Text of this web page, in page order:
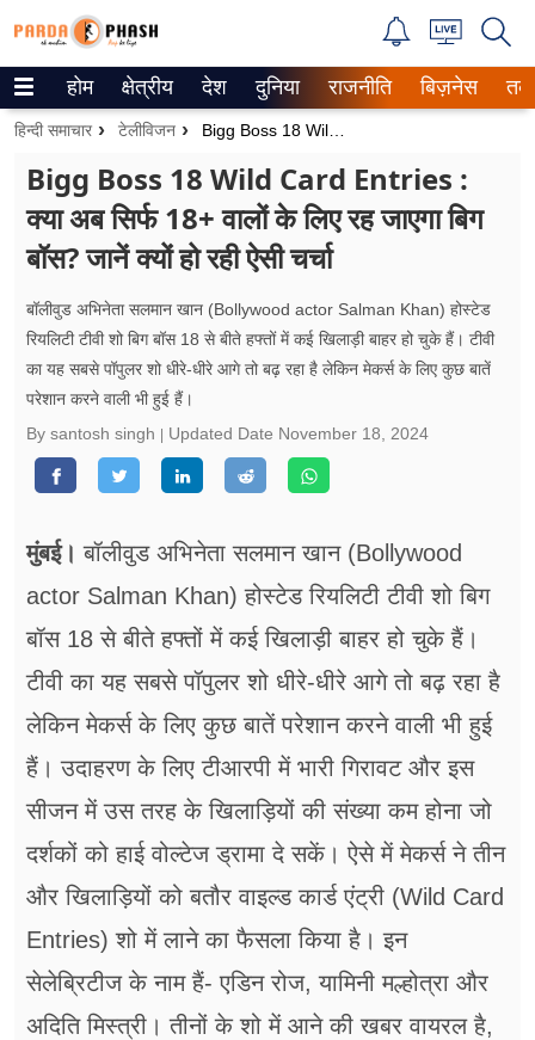
Trending on Google News
वेब स्टोरीज
उत्तर प्रदेश
गैलरी
वीडियो
रिलेशनशिप
जीवन मंत्रा
फूड
सेहत
ब्‍यूटी
जॉब्स
शिक्षा
अन्य खबरें
होम क्षेत्रीय देश दुनिया राजनीति बिज़नेस
हिन्दी समाचार टेलीविजन
Bigg Boss 18 Wild Card Entries :
क्या अब सिर्फ 18+ वालों के लिए रह जाएगा बिग
बॉस? जानें क्यों हो रही ऐसी चर्चा
बॉलीवुड अभिनेता सलमान खान (Bollywood actor Salman Khan) होस्टेड
रियलिटी टीवी शो बिग बॉस 18 से बीते हफ्तों में कई खिलाड़ी बाहर हो चुके हैं। टीवी
का यह सबसे पॉपुलर शो धीरे-धीरे आगे तो बढ़ रहा है लेकिन मेकर्स के लिए कुछ बातें
परेशान करने वाली भी हुई हैं।
By santosh singh
Updated Date November 18, 2024
मुंबई। बॉलीवुड अभिनेता सलमान खान (Bollywood
actor Salman Khan) होस्टेड रियलिटी टीवी शो बिग
बॉस 18 से बीते हफ्तों में कई खिलाड़ी बाहर हो चुके हैं।
टीवी का यह सबसे पॉपुलर शो धीरे-धीरे आगे तो बढ़ रहा है
लेकिन मेकर्स के लिए कुछ बातें परेशान करने वाली भी हुई
हैं। उदाहरण के लिए टीआरपी में भारी गिरावट और इस
सीजन में उस तरह के खिलाड़ियों की संख्या कम होना जो
दर्शकों को हाई वोल्टेज ड्रामा दे सकें। ऐसे में मेकर्स ने तीन
और खिलाड़ियों को बतौर वाइल्ड कार्ड एंट्री (Wild Card
Entries) शो में लाने का फैसला किया है। इन
सेलेब्रिटीज के नाम हैं- एडिन रोज, यामिनी मल्होत्रा और
अदिति मिस्त्री। तीनों के शो में आने की खबर वायरल है,